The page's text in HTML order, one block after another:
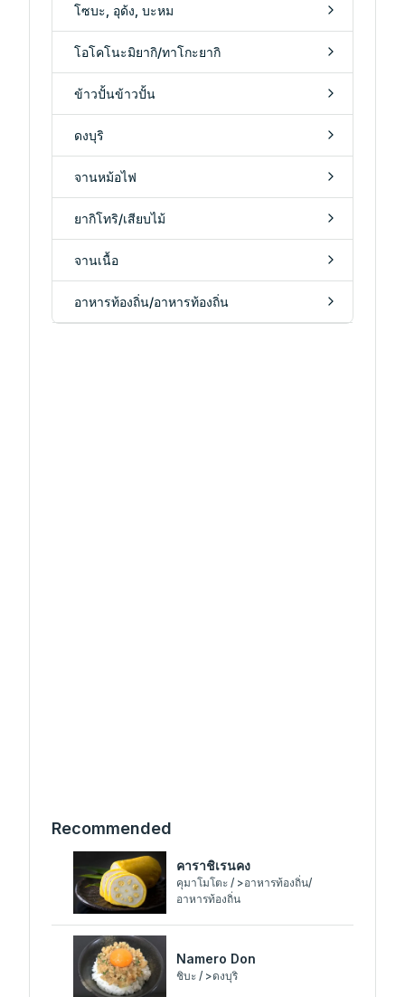
โซบะ, อุด้ง, บะหม
โอโคโนะมิยากิ/ทาโกะยากิ
ข้าวปั้นข้าวปั้น
ดงบุริ
จานหม้อไฟ
ยากิโทริ/เสียบไม้
จานเนื้อ
อาหารท้องถิ่น/อาหารท้องถิ่น
Recommended
คาราชิเรนคง
คุมาโมโตะ / >อาหารท้องถิ่น/
อาหารท้องถิ่น
Namero Don
ชิบะ / >ดงบุริ